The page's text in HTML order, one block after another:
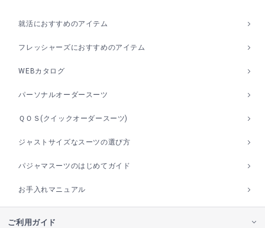
就活におすすめのアイテム
フレッシャーズにおすすめのアイテム
WEBカタログ
パーソナルオーダースーツ
ＱＯＳ(クイックオーダースーツ)
ジャストサイズなスーツの選び方
パジャマスーツのはじめてガイド
お手入れマニュアル
ご利用ガイド